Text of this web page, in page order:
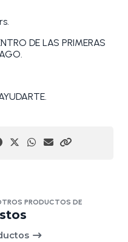
DE LAS PRIMERAS
PRODUCTOS DE